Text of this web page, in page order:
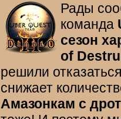
Рады
команда
сезон
of
решили
снижает
Амазонкам с